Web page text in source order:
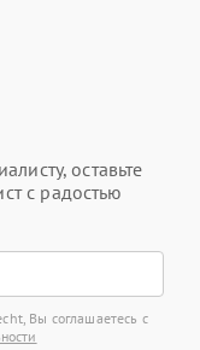
оставьте
с радостью
Вы соглашаетесь с